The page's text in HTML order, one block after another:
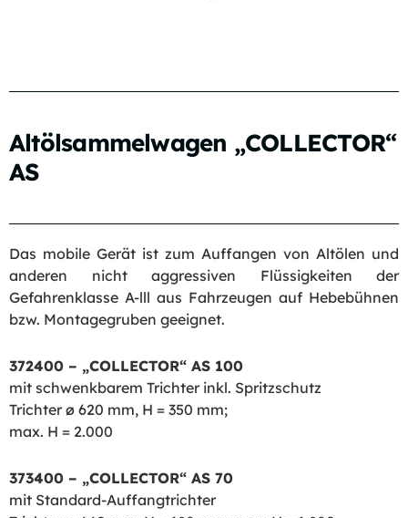
Altölsammelwagen „COLLECTOR“
AS
Das mobile Gerät ist zum Auffangen von Altölen und
anderen nicht aggressiven Flüssigkeiten der
Gefahrenklasse A-lll aus Fahrzeugen auf Hebebühnen
bzw. Montagegruben geeignet.
372400 – „COLLECTOR“ AS 100
mit schwenkbarem Trichter inkl. Spritzschutz
Trichter ø 620 mm, H = 350 mm;
max. H = 2.000
373400 – „COLLECTOR“ AS 70
mit Standard-Auffangtrichter